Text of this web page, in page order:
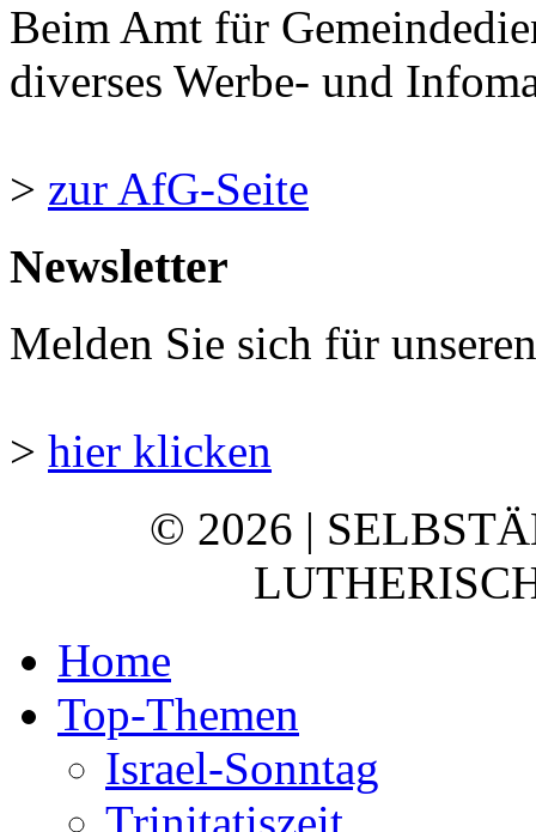
Beim Amt für
diverses Werbe- und
> zur AfG-Seite
Newsletter
Melden Sie sich für
> hier klicken
© 2026 |
Home
Top-Themen
Israel-Sonntag